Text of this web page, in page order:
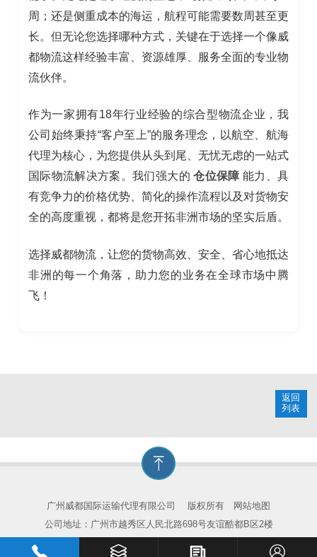
周；还是侧重成本的海运，航程可能需要数周甚至更
长。但无论您选择哪种方式，关键在于选择一个像威
都物流这样经验丰富、资源雄厚、服务全面的专业物
流伙伴。
作为一家拥有18年行业经验的综合型物流企业，我
公司始终秉持“客户至上”的服务理念，以航空、航海
代理为核心，为您提供从头到尾、无忧无虑的一站式
国际物流解决方案。我们强大的仓位保障 能力、具
有竞争力的价格优势、简化的操作流程以及对货物安
全的高度重视，都将是您开拓非洲市场的坚实后盾。
选择威都物流，让您的货物高效、安全、省心地抵达
非洲的每一个角落，助力您的业务在全球市场中腾
飞！
返回
列表
广州威都国际运输代理有限公司 版权所有
网站地图
公司地址：广州市越秀区人民北路698号友谊酷都B区2楼